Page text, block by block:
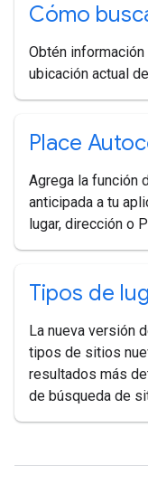
Cómo
Obtén
ubicación actual
Place
Agrega la función
anticipada a tu
lugar, dirección o
Tipos de
La nueva versión
tipos de sitios
resultados más
de búsqueda de